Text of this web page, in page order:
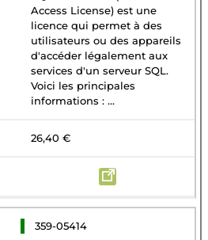
Access License) est une
licence qui permet à des
utilisateurs ou des appareils
d'accéder légalement aux
services d'un serveur SQL.
Voici les principales
informations : ...
26,40 €
359-05414